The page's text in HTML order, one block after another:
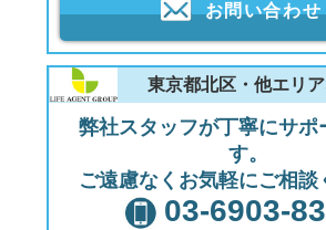
お問い合わせ
東京都北区・他エリ
弊社スタッフが丁寧にサポ
す。
ご遠慮なくお気軽にご相談
03-6903-